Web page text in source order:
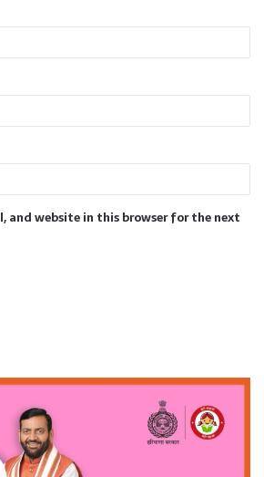
and website in this browser for the next